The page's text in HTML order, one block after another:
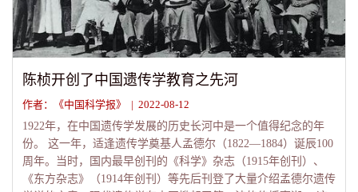
陈桢开创了中国遗传学教育之先河
作者：《中国科学报》 | 2022-08-12
1922年，在中国遗传学发展的历史长河中是一个值得纪念的年
份。 这一年，适逢遗传学奠基人孟德尔（1822—1884）诞辰100
周年。当时，国内最早创刊的《科学》杂志（1915年创刊）、
《东方杂志》（1914年创刊）等先后刊登了大量介绍孟德尔遗传